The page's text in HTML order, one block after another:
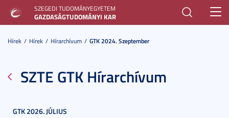
SZEGEDI TUDOMÁNYEGYETEM
GAZDASÁGTUDOMÁNYI KAR
Hírek Hírek Hírarchívum GTK 2024. Szeptember
SZTE GTK Hírarchívum
GTK 2026. JÚLIUS